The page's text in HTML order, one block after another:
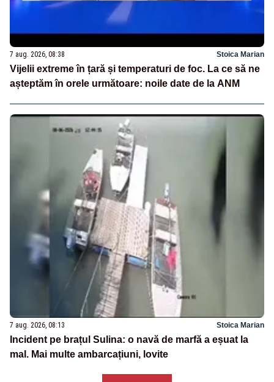
7 aug. 2026, 08:38 Stoica Marian
Vijelii extreme în țară și temperaturi de foc. La ce să ne
așteptăm în orele următoare: noile date de la ANM
7 aug. 2026, 08:13 Stoica Marian
Incident pe brațul Sulina: o navă de marfă a eșuat la
mal. Mai multe ambarcațiuni, lovite